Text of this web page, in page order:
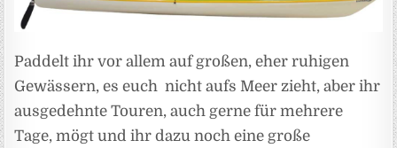
Paddelt ihr vor allem auf großen, eher ruhigen
Gewässern, es euch nicht aufs Meer zieht, aber ihr
ausgedehnte Touren, auch gerne für mehrere
Tage, mögt und ihr dazu noch eine große